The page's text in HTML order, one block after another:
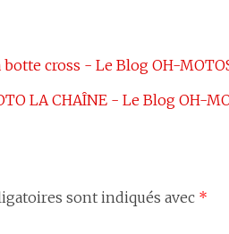
cross - Le Blog OH-
LA CHAÎNE - Le Blog OH-
sont indiqués avec *